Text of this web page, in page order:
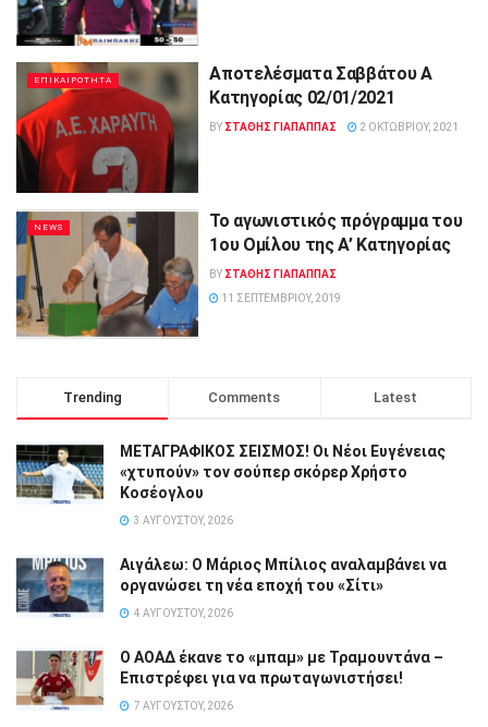
ΕΠΙΚΑΙΡΟΤΗΤΑ
Αποτελέσματα Σαββάτου Α
Κατηγορίας 02/01/2021
BY ΣΤΑΘΗΣ ΓΊΑΠΑΠΠΑΣ 2 ΟΚΤΩΒΡΊΟΥ, 2021
NEWS
Το αγωνιστικός πρόγραμμα του
1ου Ομίλου της Α’ Κατηγορίας
BY ΣΤΑΘΗΣ ΓΊΑΠΑΠΠΑΣ
11 ΣΕΠΤΕΜΒΡΊΟΥ, 2019
Trending Comments Latest
ΜΕΤΑΓΡΑΦΙΚΟΣ ΣΕΙΣΜΟΣ! Οι Νέοι Ευγένειας
«χτυπούν» τον σούπερ σκόρερ Χρήστο
Κοσέογλου
3 ΑΥΓΟΎΣΤΟΥ, 2026
Αιγάλεω: Ο Μάριος Μπίλιος αναλαμβάνει να
οργανώσει τη νέα εποχή του «Σίτι»
4 ΑΥΓΟΎΣΤΟΥ, 2026
Ο ΑΟΑΔ έκανε το «μπαμ» με Τραμουντάνα –
Επιστρέφει για να πρωταγωνιστήσει!
7 ΑΥΓΟΎΣΤΟΥ, 2026